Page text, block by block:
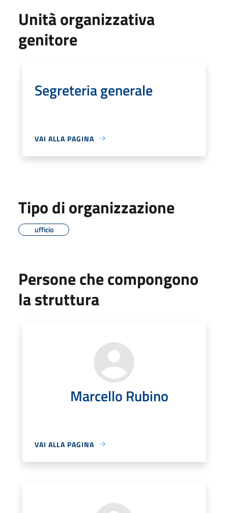
Unità organizzativa
genitore
Segreteria generale
VAI ALLA PAGINA
Tipo di organizzazione
ufficio
Persone che compongono
la struttura
Marcello Rubino
VAI ALLA PAGINA